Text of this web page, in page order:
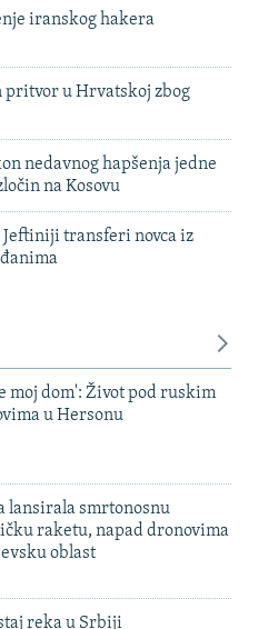
iranskog hakera
u Hrvatskoj zbog
nedavnog hapšenja jedne
na Kosovu
Jeftiniji transferi novca iz
moj dom': Život pod ruskim
u Hersonu
lansirala smrtonosnu
raketu, napad dronovima
oblast
reka u Srbiji